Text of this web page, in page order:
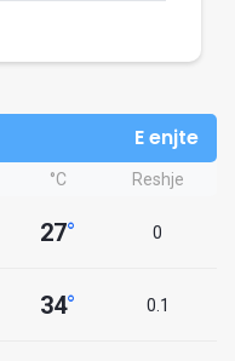
E enjte
°C Reshje
27° 0
34° 0.1